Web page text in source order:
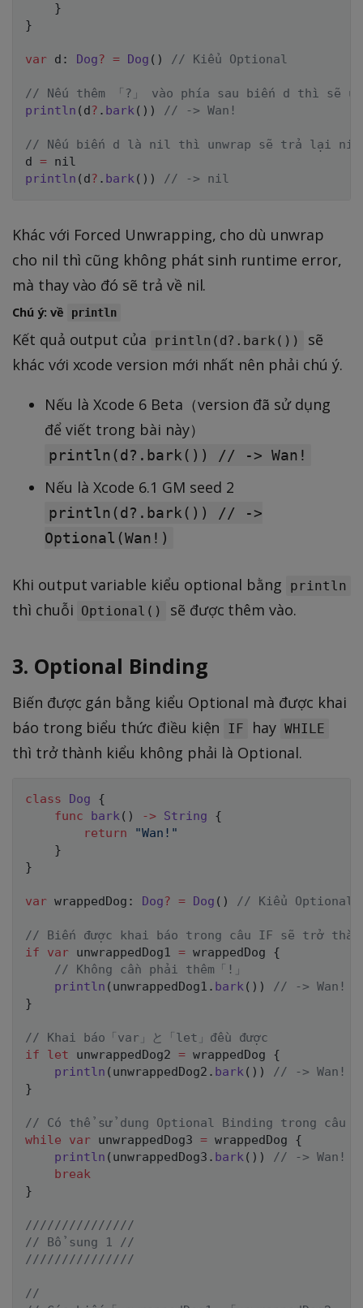
}
}
var d : Dog? = Dog ( ) // Kiểu Optional
// Nếu thêm 「?」 vào phía sau biến d thì sẽ
println ( d? . bark( ) ) // -> Wan!
// Nếu biến d là nil thì unwrap sẽ trả lại nil
d = nil
println ( d? . bark( ) ) // -> nil
Khác với Forced Unwrapping, cho dù unwrap
cho nil thì cũng không phát sinh runtime error,
mà thay vào đó sẽ trả về nil.
Chú ý: về println
Kết quả output của println(d?.bark())
sẽ
khác với xcode version mới nhất nên phải chú ý.
Nếu là Xcode 6 Beta（version đã sử dụng
để viết trong bài này）
println(d?.bark()) // -> Wan!
Nếu là Xcode 6.1 GM seed 2
println(d?.bark()) // ->
Optional(Wan!)
Khi output variable kiểu optional bằng println
thì chuỗi Optional() sẽ được thêm vào.
3. Optional Binding
Biến được gán bằng kiểu Optional mà được khai
báo trong biểu thức điều kiện
IF hay WHILE
thì trở thành kiểu không phải là Optional.
class Dog
{
func
bark( ) -> String
{
return
"Wan!"
}
}
var wrappedDog : Dog? = Dog ( ) // Kiểu Optional
// Biến được khai báo trong câu IF sẽ trở
if
var unwrappedDog1 = wrappedDog {
// Không cần phải thêm「!」
println ( unwrappedDog1 . bark( ) )
// -> Wan!
}
// Khai báo「var」と「let」đều được
if
let unwrappedDog2 = wrappedDog {
println ( unwrappedDog2 . bark( ) )
// -> Wan!
}
// Có thể sử dung Optional Binding trong câu
while
var unwrappedDog3 = wrappedDog {
println ( unwrappedDog3 . bark( ) )
// -> Wan!
break
}
///////////////
// Bổ sung 1 //
///////////////
//